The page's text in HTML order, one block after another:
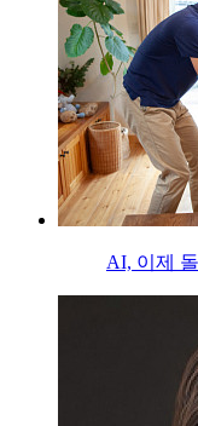
AI, 이제